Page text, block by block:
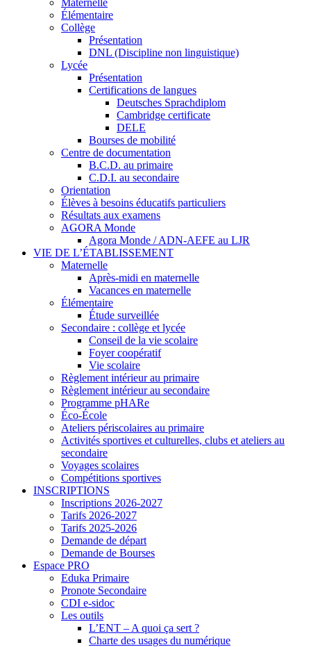
Maternelle
Élémentaire
Collège
Présentation
DNL (Discipline non linguistique)
Lycée
Présentation
Certifications de langues
Deutsches Sprachdiplom
Cambridge certificate
DELE
Bourses de mobilité
Centre de documentation
B.C.D. au primaire
C.D.I. au secondaire
Orientation
Élèves à besoins éducatifs particuliers
Résultats aux examens
AGORA Monde
Agora Monde / ADN-AEFE au LJR
VIE DE L’ÉTABLISSEMENT
Maternelle
Après-midi en maternelle
Vacances en maternelle
Élémentaire
Étude surveillée
Secondaire : collège et lycée
Conseil de la vie scolaire
Foyer coopératif
Vie scolaire
Règlement intérieur au primaire
Règlement intérieur au secondaire
Programme pHARe
Éco-École
Ateliers périscolaires au primaire
Activités sportives et culturelles, clubs et ateliers au
secondaire
Voyages scolaires
Compétitions sportives
INSCRIPTIONS
Inscriptions 2026-2027
Tarifs 2026-2027
Tarifs 2025-2026
Demande de départ
Demande de Bourses
Espace PRO
Eduka Primaire
Pronote Secondaire
CDI e-sidoc
Les outils
L’ENT – A quoi ça sert ?
Charte des usages du numérique